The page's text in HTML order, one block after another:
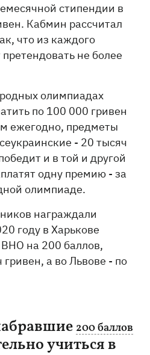
стипендии в
Кабмин рассчитал
что из каждого
не более
олимпиадах
по 100 000 гривен
ежегодно, предметы
- 20 тысяч
и в той и другой
одну премию - за
олимпиаде.
награждали
году в Харькове
на 200 баллов,
а во Львове - по
200 баллов
учиться в